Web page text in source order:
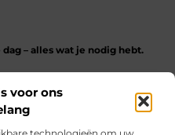
voor ons
– alles wat je nodig hebt.
blogs en artikelen die het
verkennen, van praktische
verhalen.